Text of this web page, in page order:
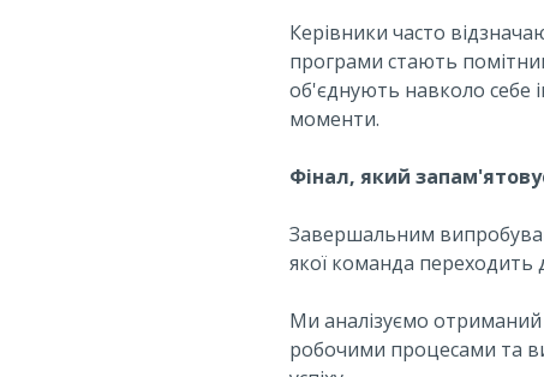
Керівники часто
програми стають
об'єднують навколо себе
моменти.
Фінал, який
Завершальним
якої команда переходить
Ми аналізуємо
робочими процесами та